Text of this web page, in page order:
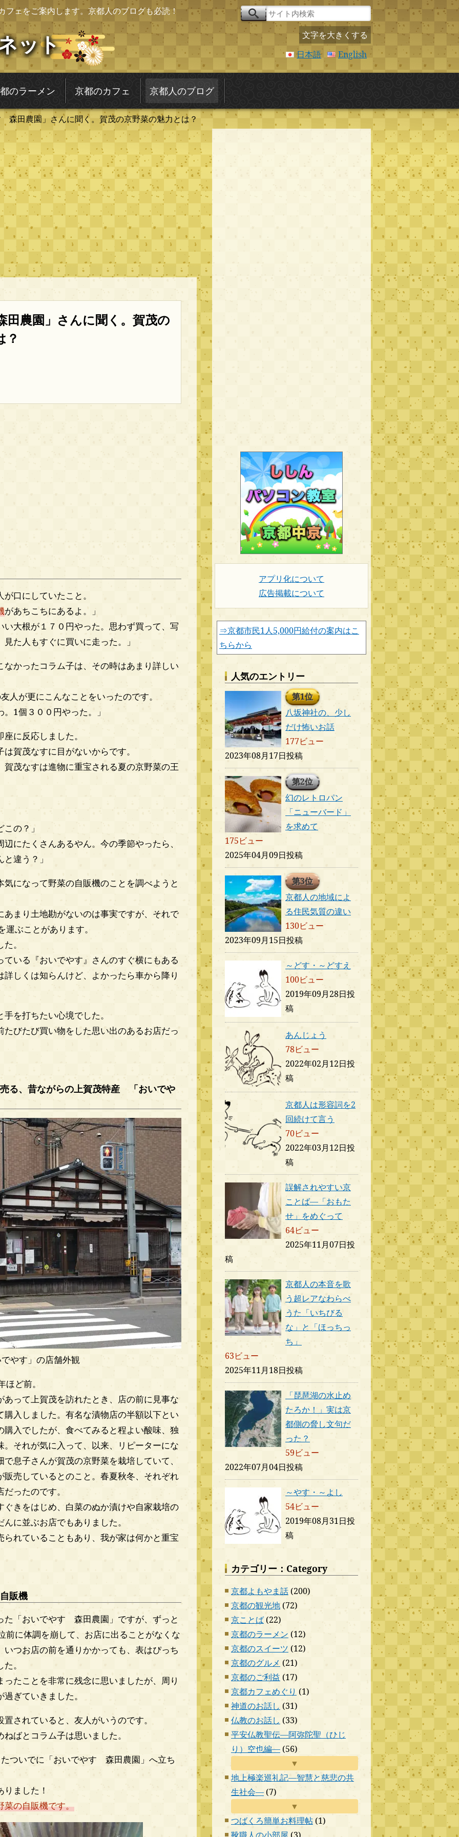
ェをご案内します。京都人のブログも必読！
ット
文字を大きくする
日本語
English
のラーメン 京都のカフェ 京都人のブログ
田農園」さんに聞く。賀茂の京野菜の魅力とは？
農園」さんに聞く。賀茂の
？
口にしていたこと。
があちこちにあるよ。」
大根が１７０円やった。思わず買って、写
た人もすぐに買いに走った。」
かったコラム子は、その時はあまり詳しい
人が更にこんなことをいったのです。
1個３００円やった。」
に反応しました。
茂なすに目がないからです。
茂なすは進物に重宝される夏の京野菜の王
の？」
にたくさんあるやん。今の季節やったら、
違う？」
になって野菜の自販機のことを調べようと
まり土地勘がないのは事実ですが、それで
ぶことがあります。
。
いる『おいでやす』さんのすぐ横にもある
しくは知らんけど、よかったら車から降り
を打ちたい心境でした。
たびたび買い物をした思い出のあるお店だっ
る、昔ながらの上賀茂特産 「おいでや
やす」の店舗外観
ど前。
って上賀茂を訪れたとき、店の前に見事な
入しました。有名な漬物店の半額以下とい
入でしたが、食べてみると程よい酸味、独
それが気に入って、以来、リピーターにな
息子さんが賀茂の京野菜を栽培していて、
売しているとのこと。春夏秋冬、それぞれ
ったのです。
きをはじめ、白菜のぬか漬けや自家栽培の
に並ぶお店でもありました。
れていることもあり、我が家は何かと重宝
販機
た「おいでやす 森田農園」ですが、ずっと
前に体調を崩して、お店に出ることがなくな
つお店の前を通りかかっても、表はぴっち
。
たことを非常に残念に思いましたが、周り
ぎていきました。
されていると、友人がいうのです。
ばとコラム子は思いました。
ついでに「おいでやす 森田農園」へ立ち
ました！
菜の自販機です。
アプリ化について
広告掲載について
⇒京都市民1人5,000円給付の案内はこ
ちらから
人気のエントリー
第1位
八坂神社の、少し
だけ怖いお話
177ビュー
2023年08月17日投稿
第2位
幻のレトロパン
「ニューバード」
を求めて
175ビュー
2025年04月09日投稿
第3位
京都人の地域によ
る住民気質の違い
130ビュー
2023年09月15日投稿
～どす・～どすえ
100ビュー
2019年09月28日投
稿
あんじょう
78ビュー
2022年02月12日投
稿
京都人は形容詞を2
回続けて言う
70ビュー
2022年03月12日投
稿
誤解されやすい京
ことば―「おもた
せ」をめぐって
64ビュー
2025年11月07日投
稿
京都人の本音を歌
う超レアなわらべ
うた「いちびる
な」と「ほっちっ
ち」
63ビュー
2025年11月18日投稿
「琵琶湖の水止め
たろか！」実は京
都側の脅し文句だ
った？
59ビュー
2022年07月04日投稿
～やす・～よし
54ビュー
2019年08月31日投
稿
カテゴリー：Category
京都よもやま話 (200)
京都の観光地 (72)
京ことば (22)
京都のラーメン (12)
京都のスイーツ (12)
京都のグルメ (21)
京都のご利益 (17)
京都カフェめぐり (1)
神道のお話し (31)
仏教のお話し (33)
平安仏教聖伝―阿弥陀聖（ひじ
り）空也編― (56)
▼
地上極楽巡礼記―智慧と慈悲の共
生社会― (7)
▼
つばくろ簡単お料理帖 (1)